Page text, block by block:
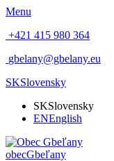
Menu
+421 415 980 364
gbelany@gbelany.eu
SKSlovensky
SKSlovensky
ENEnglish
obecGbeľany